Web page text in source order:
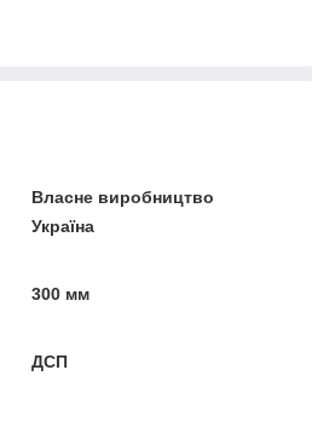
Власне виробництво
Україна
300 мм
ДСП